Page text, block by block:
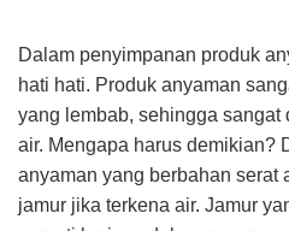
Dalam penyimpanan produk
hati hati. Produk anyaman
yang lembab, sehingga
air. Mengapa harus demikian?
anyaman yang berbahan serat
jamur jika terkena air. Jamur